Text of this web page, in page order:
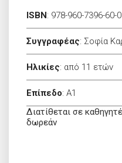
ISBN: 978-960-7396-60-0
Συγγραφέας: Σοφία
Ηλικίες: από 11 ετών
Επίπεδο: A1
Διατίθεται σε
δωρεάν